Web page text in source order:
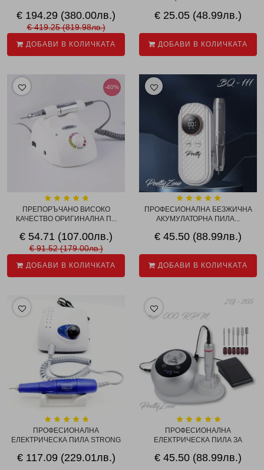
€ 194.29 (380.00лв.)
€ 419.25 (819.98лв.)
ДОБАВИ В КОЛИЧКАТА
€ 25.05 (48.99лв.)
ДОБАВИ В КОЛИЧКАТА
-40%
ПРЕПОРЪЧАНО ВИСОКО
КАЧЕСТВО ОРИГИНАЛНА П...
€ 54.71 (107.00лв.)
€ 91.52 (179.00лв.)
ДОБАВИ В КОЛИЧКАТА
ПРОФЕСИОНАЛНА БЕЗЖИЧНА
АКУМУЛАТОРНА ПИЛА...
€ 45.50 (88.99лв.)
ДОБАВИ В КОЛИЧКАТА
ПРОФЕСИОНАЛНА
ЕЛЕКТРИЧЕСКА ПИЛА STRONG
€ 117.09 (229.01лв.)
ПРОФЕСИОНАЛНА
ЕЛЕКТРИЧЕСКА ПИЛА ЗА
€ 45.50 (88.99лв.)